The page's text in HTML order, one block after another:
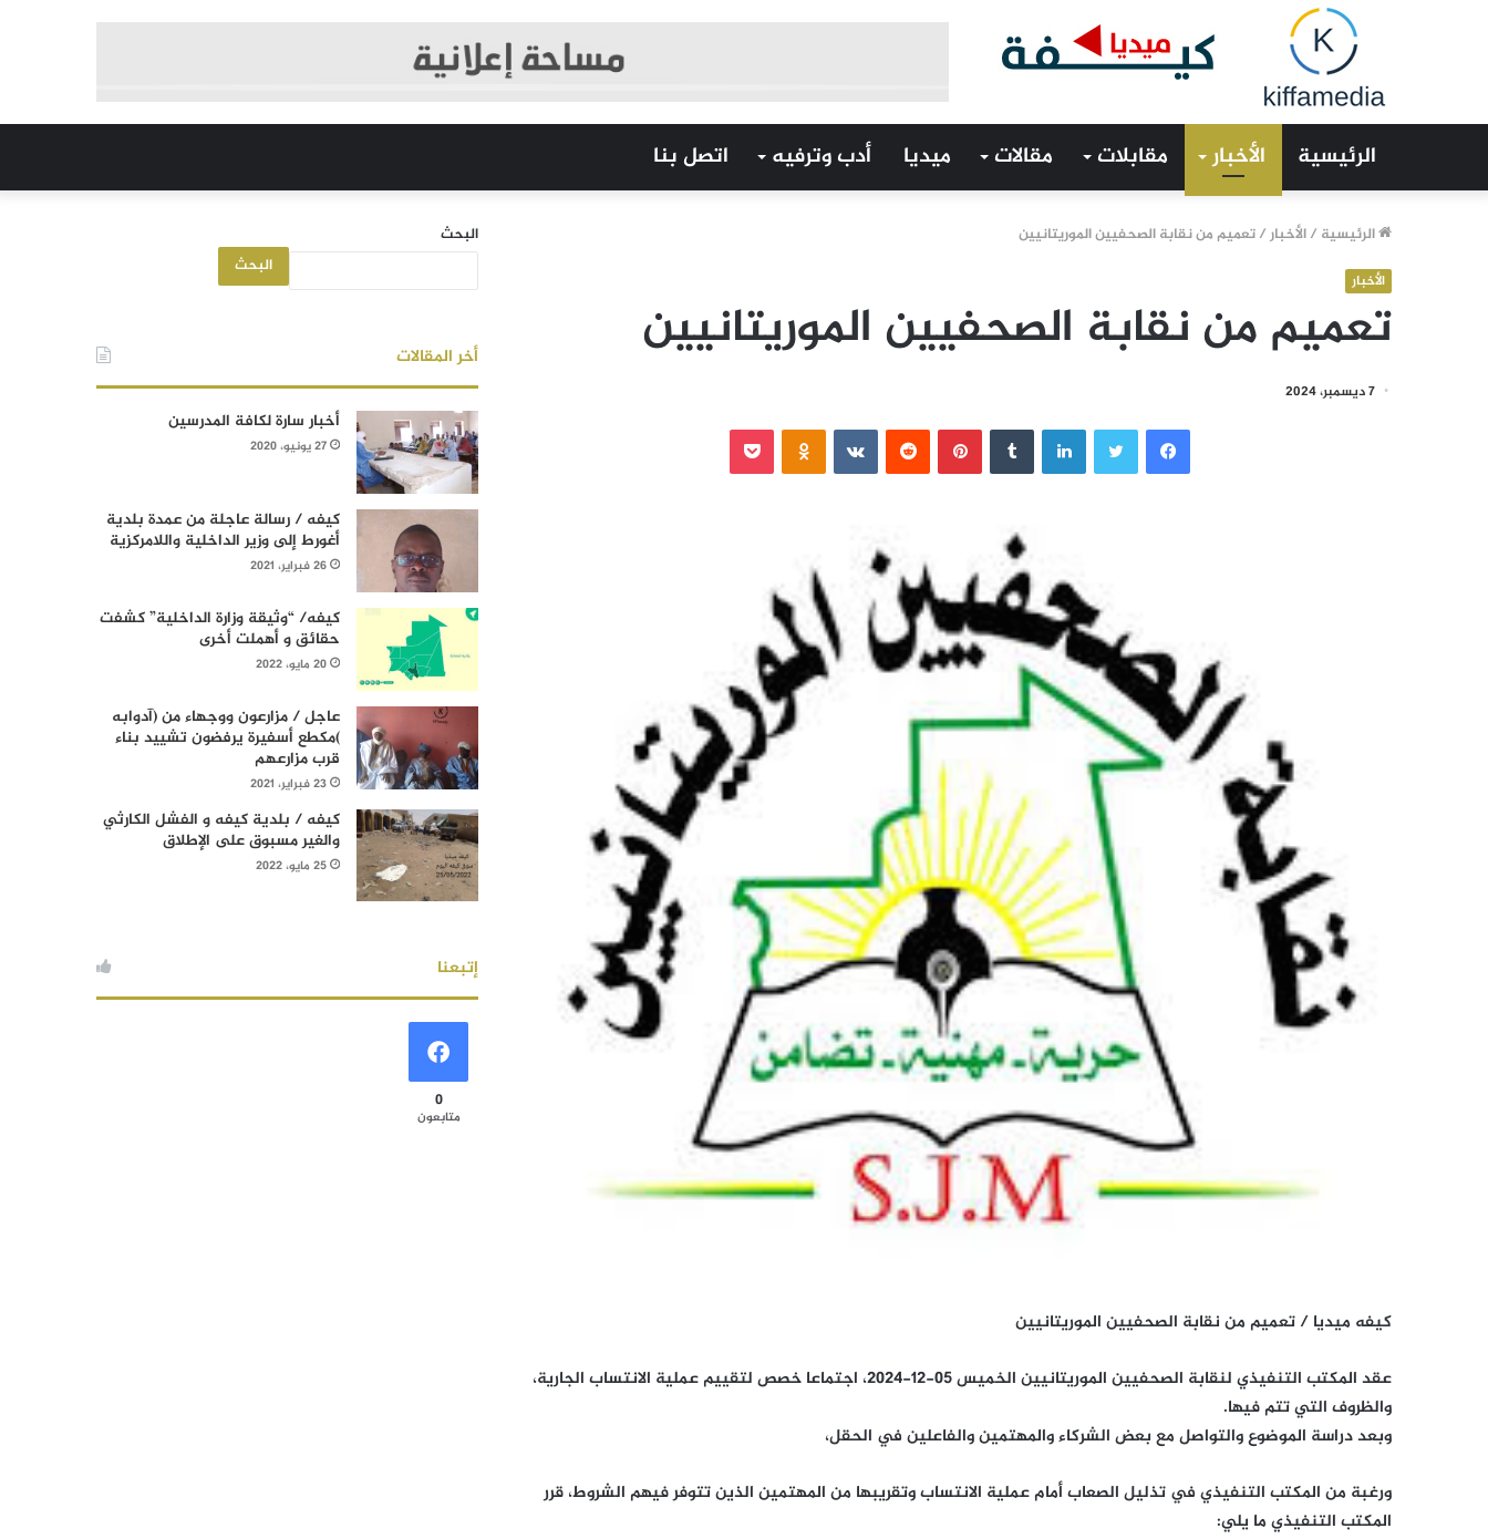
الرئيسية الأخبار مقابلات مقالات ميديا أدب وترفيه اتصل بنا
الرئيسية /الأخبار/تعميم من نقابة الصحفيين الموريتانيين
الأخبار
تعميم من نقابة الصحفيين الموريتانيين
7 ديسمبر، 2024
فيسبوك لينكدإن بينتيريست
كيفه ميديا / تعميم من نقابة الصحفيين الموريتانيين
عقد المكتب التنفيذي لنقابة الصحفيين الموريتانيين الخميس 05-12-2024، اجتماعا خصص لتقييم عملية الانتساب الجارية،
والظروف التي تتم فيها.
وبعد دراسة الموضوع والتواصل مع بعض الشركاء والمهتمين والفاعلين في الحقل،
ورغبة من المكتب التنفيذي في تذليل الصعاب أمام عملية الانتساب وتقريبها من المهتمين الذين تتوفر فيهم الشروط، قرر
المكتب التنفيذي ما يلي:
البحث
البحث
أخر المقالات
أخبار سارة لكافة المدرسين
27 يونيو، 2020
كيفه / رسالة عاجلة من عمدة بلدية
أغورط إلى وزير الداخلية واللامركزية
26 فبراير، 2021
كيفه/ “وثيقة وزارة الداخلية” كشفت
حقائق و أهملت أخرى
20 مايو، 2022
عاجل / مزارعون ووجهاء من (آدوابه
)مكطع أسفيرة يرفضون تشييد بناء
قرب مزارعهم
23 فبراير، 2021
كيفه / بلدية كيفه و الفشل الكارثي
والغير مسبوق على الإطلاق
25 مايو، 2022
إتبعنا
0
متابعون